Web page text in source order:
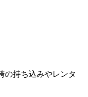
の持ち込みやレンタ